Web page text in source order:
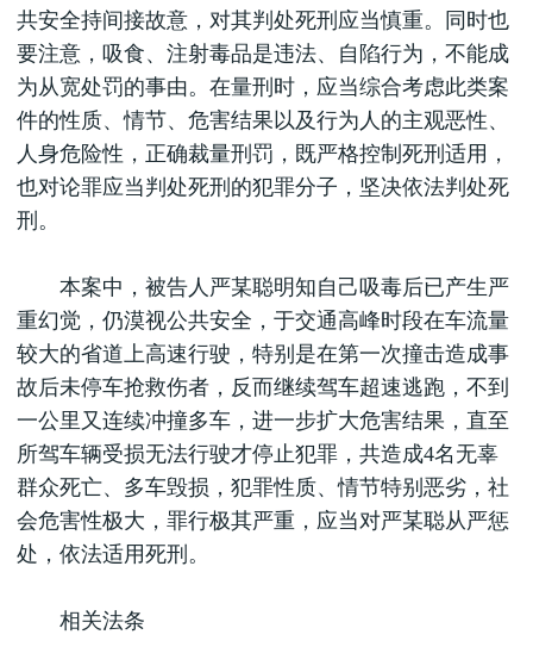
共安全持间接故意，对其判处死刑应当慎重。同时也
要注意，吸食、注射毒品是违法、自陷行为，不能成
为从宽处罚的事由。在量刑时，应当综合考虑此类案
件的性质、情节、危害结果以及行为人的主观恶性、
人身危险性，正确裁量刑罚，既严格控制死刑适用，
也对论罪应当判处死刑的犯罪分子，坚决依法判处死
刑。
本案中，被告人严某聪明知自己吸毒后已产生严
重幻觉，仍漠视公共安全，于交通高峰时段在车流量
较大的省道上高速行驶，特别是在第一次撞击造成事
故后未停车抢救伤者，反而继续驾车超速逃跑，不到
一公里又连续冲撞多车，进一步扩大危害结果，直至
所驾车辆受损无法行驶才停止犯罪，共造成4名无辜
群众死亡、多车毁损，犯罪性质、情节特别恶劣，社
会危害性极大，罪行极其严重，应当对严某聪从严惩
处，依法适用死刑。
相关法条